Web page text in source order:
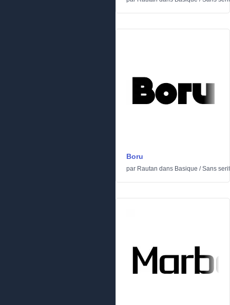
Boru
par Rautan dans Basique /Sans serif